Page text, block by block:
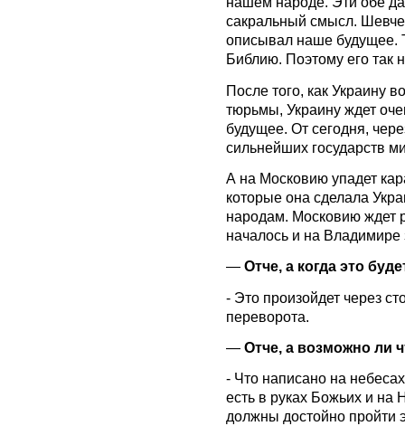
сакральный смысл.
описывал наше будущее.
Библию. Поэтому его так
После того, как Украину
тюрьмы, Украину ждет
будущее. От сегодня,
сильнейших государств
А на Московию упадет
которые она сделала
народам. Московию ждет
началось и на Владимире
— Отче, а когда это
- Это произойдет через
переворота.
— Отче, а возможно ли
- Что написано на
есть в руках Божьих и
должны достойно пройти